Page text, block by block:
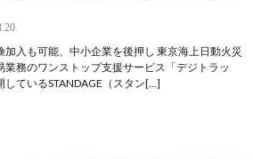
加入も可能、中小企業を後押し 東京海上日動火災
業務のワンストップ支援サービス「デジトラッ
しているSTANDAGE（スタン[…]